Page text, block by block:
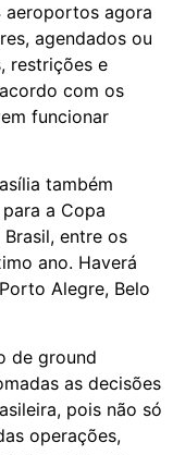
agora
agendados ou
restrições e
com os
funcionar
também
a Copa
entre os
ano. Haverá
Alegre, Belo
de ground
as decisões
pois não só
operações,